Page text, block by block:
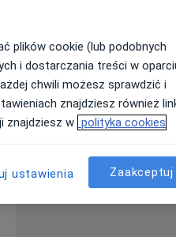
plików cookie (lub podobnych
i dostarczania treści w
chwili możesz sprawdzić i
znajdziesz również
znajdziesz w polityka cookies
ustawienia Zaakceptuj